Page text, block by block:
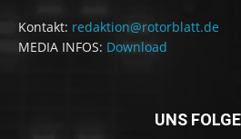
Kontakt: redaktion@rotorblatt.de
MEDIA INFOS: Download
UNS